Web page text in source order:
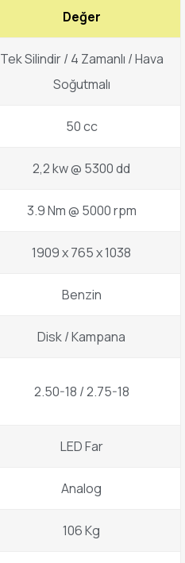
Değer
Tek Silindir / 4 Zamanlı / Hava
Soğutmalı
50 cc
2,2 kw @ 5300 dd
3.9 Nm @ 5000 rpm
1909 x 765 x 1038
Benzin
Disk / Kampana
2.50-18 / 2.75-18
LED Far
Analog
106 Kg